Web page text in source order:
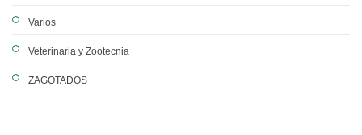
Varios
Veterinaria y Zootecnia
ZAGOTADOS